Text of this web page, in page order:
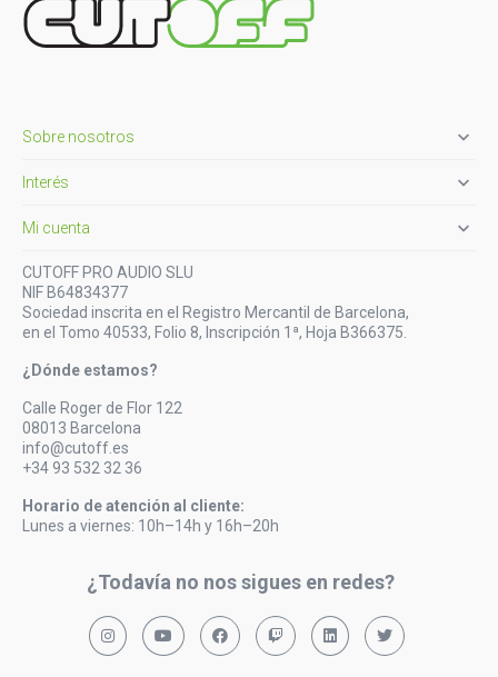
Sobre nosotros 
Interés 
Mi cuenta 
CUTOFF PRO AUDIO SLU
NIF B64834377
Sociedad inscrita en el Registro Mercantil de Barcelona,
en el Tomo 40533, Folio 8, Inscripción 1ª, Hoja B366375.
¿Dónde estamos?
Calle Roger de Flor 122
08013 Barcelona
info@cutoff.es
+34 93 532 32 36
Horario de atención al cliente:
Lunes a viernes: 10h–14h y 16h–20h
¿Todavía no nos sigues en redes?